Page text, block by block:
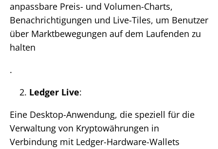
anpassbare Preis- und Volumen-Charts,
Benachrichtigungen und Live-Tiles, um Benutzer
über Marktbewegungen auf dem Laufenden zu
halten​
.
Ledger Live:
Eine Desktop-Anwendung, die speziell für die
Verwaltung von Kryptowährungen in
Verbindung mit Ledger-Hardware-Wallets